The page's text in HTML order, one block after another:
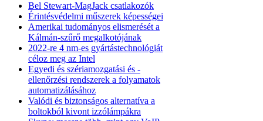
Bel Stewart-MagJack csatlakozók
Érintésvédelmi műszerek képességei
Amerikai tudományos elismerését a
Kálmán-szűrő megalkotójának
2022-re 4 nm-es gyártástechnológiát
céloz meg az Intel
Egyedi és szériamozgatási és -
ellenőrzési rendszerek a folyamatok
automatizálásához
Valódi és biztonságos alternatíva a
boltokból kivont izzólámpákra